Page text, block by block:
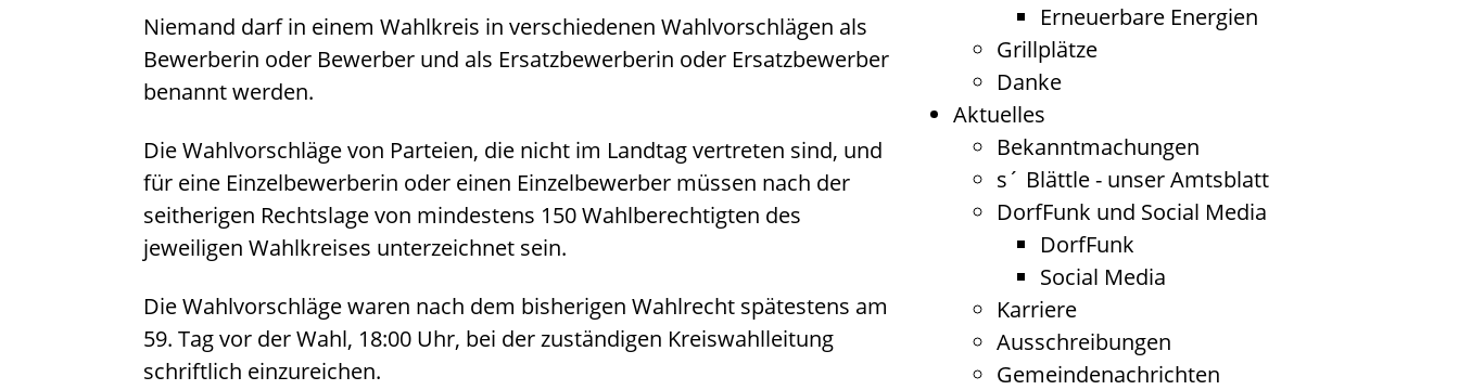
Erneuerbare Energien
Grillplätze
Danke
Aktuelles
Bekanntmachungen
s´ Blättle - unser Amtsblatt
DorfFunk und Social Media
DorfFunk
Social Media
Karriere
Ausschreibungen
Gemeindenachrichten
Niemand darf in einem Wahlkreis in verschiedenen Wahlvorschlägen als
Bewerberin oder Bewerber und als Ersatzbewerberin oder Ersatzbewerber
benannt werden.
Die Wahlvorschläge von Parteien, die nicht im Landtag vertreten sind, und
für eine Einzelbewerberin oder einen Einzelbewerber müssen nach der
seitherigen Rechtslage von mindestens 150 Wahlberechtigten des
jeweiligen Wahlkreises unterzeichnet sein.
Die Wahlvorschläge waren nach dem bisherigen Wahlrecht spätestens am
59. Tag vor der Wahl, 18:00 Uhr, bei der zuständigen Kreiswahlleitung
schriftlich einzureichen.